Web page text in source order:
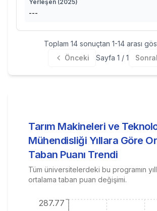
Yerleşen (2025)
---
Toplam 14sonuçtan 1-14arası
Önceki
Sayfa 1 / 1
Tarım Makineleri ve
Mühendisliği Yıllara Göre
Taban Puanı Trendi
Tüm üniversitelerdeki bu programın
ortalama taban puan değişimi.
287.77